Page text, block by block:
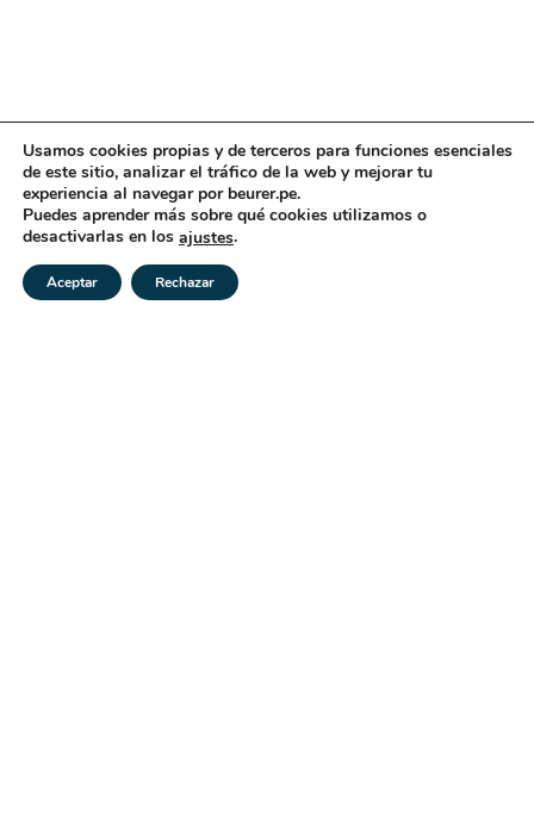
Usamos cookies propias y de terceros para funciones esenciales
de este sitio, analizar el tráfico de la web y mejorar tu
experiencia al navegar por beurer.pe.
Puedes aprender más sobre qué cookies utilizamos o
desactivarlas en los ajustes.
Aceptar Rechazar